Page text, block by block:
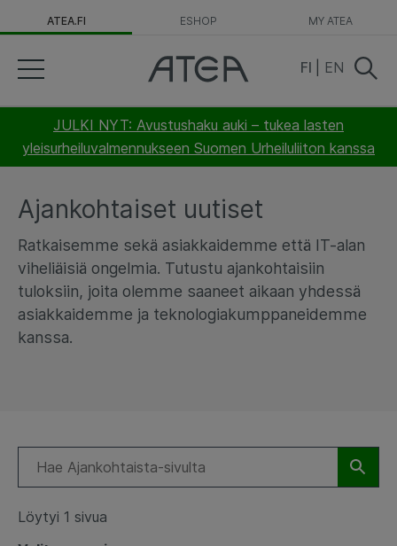
ATEA.FI ESHOP MY ATEA
JULKI NYT: Avustushaku auki – tukea lasten
yleisurheiluvalmennukseen Suomen Urheiluliiton kanssa
FI EN
Ajankohtaiset uutiset
Ratkaisemme sekä asiakkaidemme että IT-alan
viheliäisiä ongelmia. Tutustu ajankohtaisiin
tuloksiin, joita olemme saaneet aikaan yhdessä
asiakkaidemme ja teknologiakumppaneidemme
kanssa.
Löytyi 1 sivua